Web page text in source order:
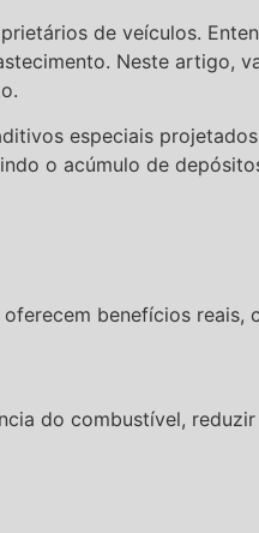
de veículos.
Neste artigo,
especiais
o acúmulo de
benefícios reais,
do combustível,